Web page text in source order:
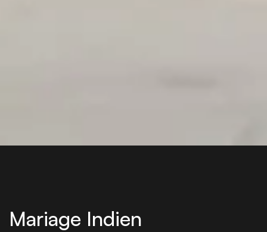
Mariage Indien